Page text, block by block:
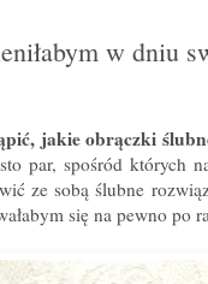
w dniu
jakie obrączki
par, spośród których
ze sobą ślubne
się na pewno po